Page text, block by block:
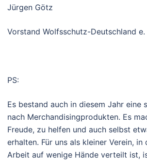
Jürgen Götz
Vorstand Wolfsschutz-Deutschland e.
PS:
Es bestand auch in diesem Jahr eine
nach Merchandisingprodukten. Es
Freude, zu helfen und auch selbst
erhalten. Für uns als kleiner Verein, in
Arbeit auf wenige Hände verteilt ist,